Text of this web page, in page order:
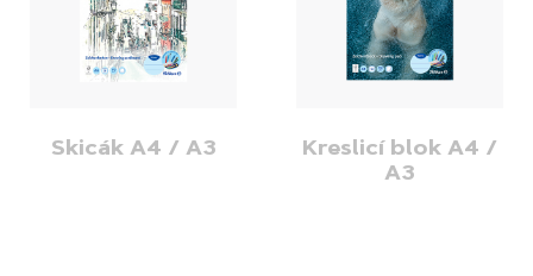
Skicák A4 / A3
Kreslicí blok A4 /
A3